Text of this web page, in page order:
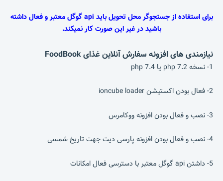
برای استفاده از جستجوگر محل تحویل باید api گوگل معتبر و فعال داشته
باشید در غیر این صورت کار نمیکند.
نیازمندی های افزونه سفارش آنلاین غذای FoodBook
1- نسخه php 7.2 یا php 7.4
2- فعال بودن اکستیشن ioncube loader
3- نصب و فعال بودن افزونه ووکامرس
4- نصب و فعال بودن افزونه پارسی دیت جهت تاریخ شمسی
5- داشتن api گوگل معتبر با دسترسی فعال امکانات